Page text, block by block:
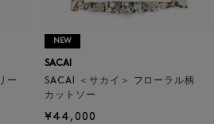
ー
NEW
SACAI
SACAI ＜サカイ＞ フローラル柄
カットソー
¥44,000